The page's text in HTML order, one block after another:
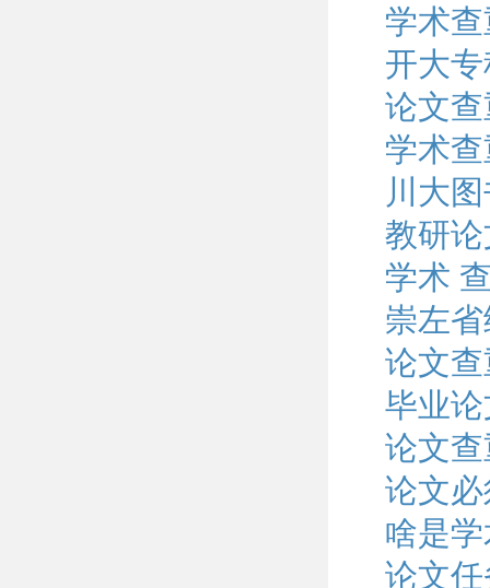
学术
开大
论文
学术
川大
教研
学术
崇左
论文
毕业
论文
论文
啥是
论文